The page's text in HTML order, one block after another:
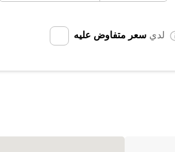
لدي سعر متفاوض عليه